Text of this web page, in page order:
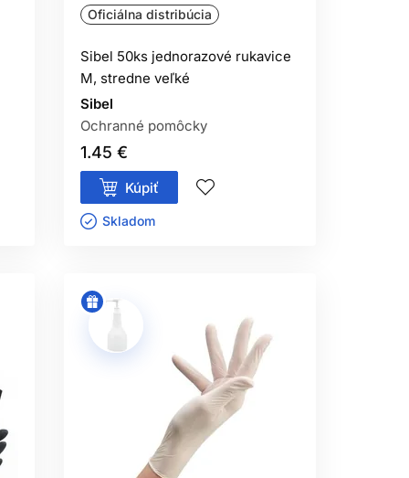
návod. Pri roztrhnutí, prieniku
tváre, kľučiek ani čistých nástrojov.
môžu zmeniť bariérové vlastnosti
zopakovať. Každý klient a
lepkavé, sfarbené alebo
vhodné nitrilové modely.
LATEX?
Oficiálna distribúcia
Sibel 50ks jednorazové rukavice
M, stredne veľké
Sibel
Ochranné pomôcky
1.45 €
Kúpiť
Skladom ㅤ